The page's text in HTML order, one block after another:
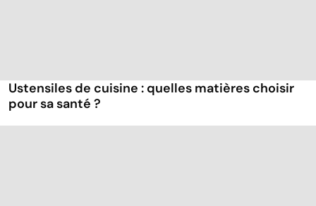
Ustensiles de cuisine : quelles matières choisir
pour sa santé ?